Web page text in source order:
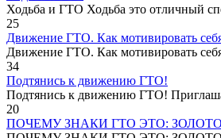
Ходьба и ГТО Ходьба это отличный
25
Движение ГТО. Как мотивировать
Движение ГТО. Как мотивировать
34
Подтянись к движению ГТО!
Подтянись к движению ГТО!
20
ПОЧЕМУ ЗНАКИ ГТО ЭТО: